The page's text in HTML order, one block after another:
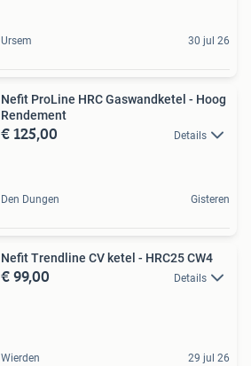
Ursem 30 jul 26
Nefit ProLine HRC Gaswandketel - Hoog
Rendement
€ 125,00 Details
Den Dungen Gisteren
Nefit Trendline CV ketel - HRC25 CW4
€ 99,00 Details
Wierden 29 jul 26